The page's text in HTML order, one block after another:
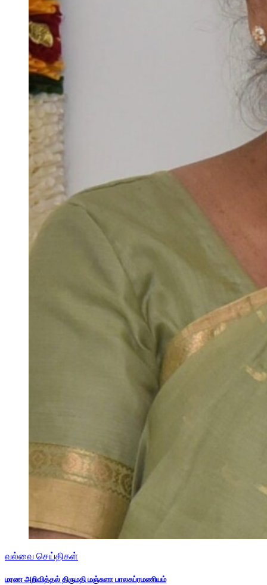
வல்வை செய்திகள்
மரண அறிவித்தல் திருமதி மஞ்சுளா பாலசுப்ரமணியம்